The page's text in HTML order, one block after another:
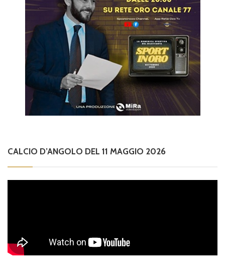
CALCIO D’ANGOLO DEL 11 MAGGIO 2026